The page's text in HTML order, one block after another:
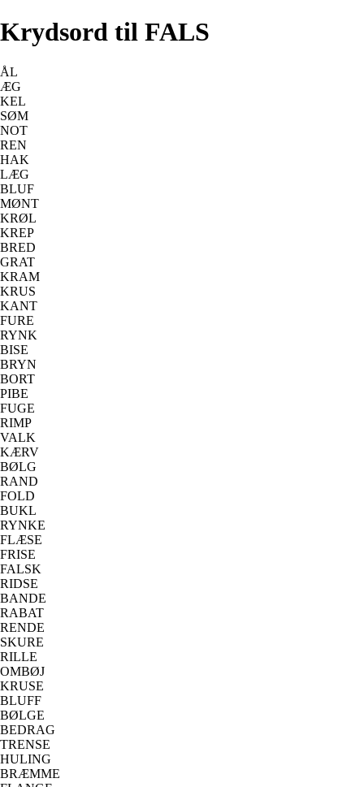
Krydsord til FALS
ÅL
ÆG
KEL
SØM
NOT
REN
HAK
LÆG
BLUF
MØNT
KRØL
KREP
BRED
GRAT
KRAM
KRUS
KANT
FURE
RYNK
BISE
BRYN
BORT
PIBE
FUGE
RIMP
VALK
KÆRV
BØLG
RAND
FOLD
BUKL
RYNKE
FLÆSE
FRISE
FALSK
RIDSE
BANDE
RABAT
RENDE
SKURE
RILLE
OMBØJ
KRUSE
BLUFF
BØLGE
BEDRAG
TRENSE
HULING
BRÆMME